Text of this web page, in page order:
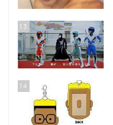
13
14